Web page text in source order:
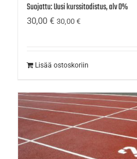
Suojattu: Uusi kurssitodistus, alv 0%
30,00 € 30,00 €
Lisää ostoskoriin